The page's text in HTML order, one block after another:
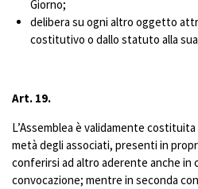
Giorno;
delibera su ogni altro oggetto
costitutivo o dallo statuto alla
Art. 19.
L’Assemblea è validamente
metà degli associati, presenti in
conferirsi ad altro aderente anche in
convocazione; mentre in seconda